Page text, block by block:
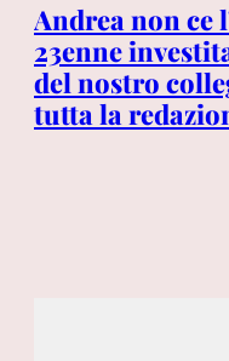
Andrea non ce
23enne
del nostro
tutta la